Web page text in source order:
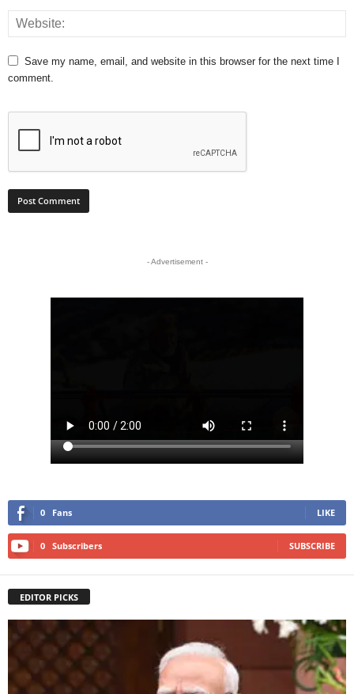
Save my name, email, and website in this browser for the next time I
comment.
- Advertisement -
0 Fans LIKE
0 Subscribers SUBSCRIBE
EDITOR PICKS